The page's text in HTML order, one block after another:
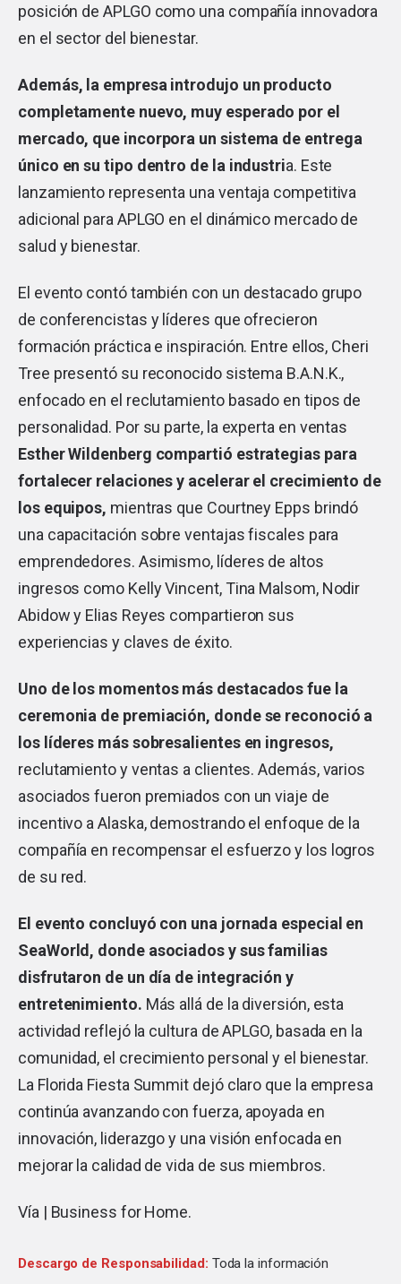
posición de APLGO como una compañía innovadora
en el sector del bienestar.
Además, la empresa introdujo un producto
completamente nuevo, muy esperado por el
mercado, que incorpora un sistema de entrega
único en su tipo dentro de la industria. Este
lanzamiento representa una ventaja competitiva
adicional para APLGO en el dinámico mercado de
salud y bienestar.
El evento contó también con un destacado grupo
de conferencistas y líderes que ofrecieron
formación práctica e inspiración. Entre ellos, Cheri
Tree presentó su reconocido sistema B.A.N.K.,
enfocado en el reclutamiento basado en tipos de
personalidad. Por su parte, la experta en ventas
Esther Wildenberg compartió estrategias para
fortalecer relaciones y acelerar el crecimiento de
los equipos, mientras que Courtney Epps brindó
una capacitación sobre ventajas fiscales para
emprendedores. Asimismo, líderes de altos
ingresos como Kelly Vincent, Tina Malsom, Nodir
Abidow y Elias Reyes compartieron sus
experiencias y claves de éxito.
Uno de los momentos más destacados fue la
ceremonia de premiación, donde se reconoció a
los líderes más sobresalientes en ingresos,
reclutamiento y ventas a clientes. Además, varios
asociados fueron premiados con un viaje de
incentivo a Alaska, demostrando el enfoque de la
compañía en recompensar el esfuerzo y los logros
de su red.
El evento concluyó con una jornada especial en
SeaWorld, donde asociados y sus familias
disfrutaron de un día de integración y
entretenimiento. Más allá de la diversión, esta
actividad reflejó la cultura de APLGO, basada en la
comunidad, el crecimiento personal y el bienestar.
La Florida Fiesta Summit dejó claro que la empresa
continúa avanzando con fuerza, apoyada en
innovación, liderazgo y una visión enfocada en
mejorar la calidad de vida de sus miembros.
Vía | Business for Home.
Descargo de Responsabilidad: Toda la información